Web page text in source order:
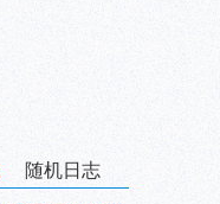
随机日志